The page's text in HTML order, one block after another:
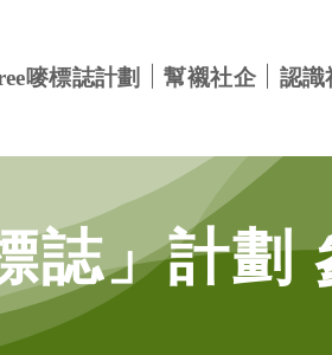
嘜標誌計劃 幫襯社企 認識
誌」計劃